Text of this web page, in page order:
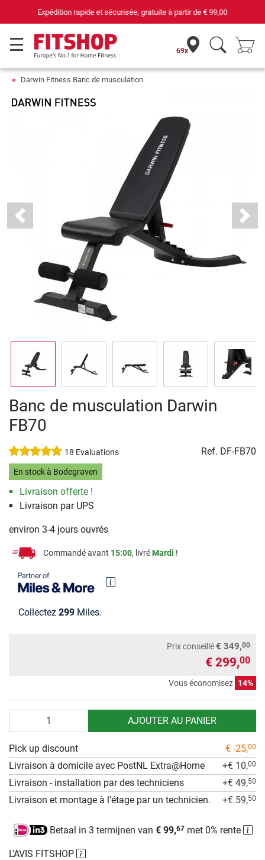
69 magasins avec 75 techniciens
69x
Darwin Fitness Banc de musculation
Previous Next
Banc de musculation Darwin
FB70
18 Evaluations Ref. DF-FB70
En stock à Bodegraven
Livraison offerte !
Livraison par UPS
environ 3-4 jours ouvrés
Commandé avant 15:00, livréMardi !
Collectez 299 Miles.
Prix conseillé€ 349,00
€ 299,00
Vous économisez 14%
AJOUTER AU PANIER
L'AVIS FITSHOP
Pick up discount € -25,00
Livraison à domicile avec PostNL Extra@Home +€ 10,00
Livraison - installation par des techniciens +€ 49,50
Livraison et montage à l'étage par un technicien. +€ 59,50
Betaal in 3 termijnen van € 99,67met 0% rente